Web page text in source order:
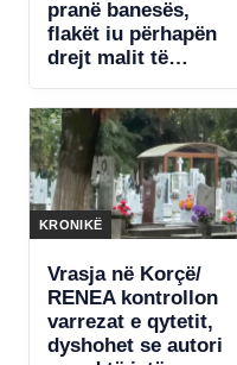
pranë banesës,
flakët iu përhapën
drejt malit të
73-vjeçari
KRONIKË
Vrasja në Korçë/
RENEA kontrollon
varrezat e qytetit,
dyshohet se autori